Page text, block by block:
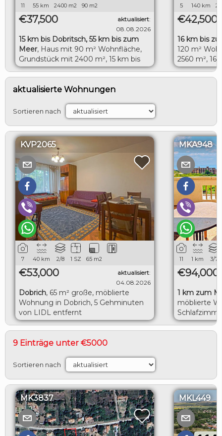
11 55 km 2400 m2 90 m2
€37,500 aktualisiert:
08.08.2026
15 km bis Dobritsch, 55 km bis zum
Meer, Haus mit 90 m² Wohnfläche,
Grundstück mit 2400 m², 15 km bis
Dobritsch, 55 km bis zum Meer
5 140 km
€42,500
16 km bis
120 m²
2560 m²,
aktualisierte Wohnungen
Sortieren nach
KVP2065
7 40 km 2/8 1 SZ 65 m2
€53,000 aktualisiert:
04.08.2026
Dobrich, 65 m² große, möblierte
Wohnung in Dobrich, 5 Gehminuten
von LIDL entfernt
MKA948
11 1 km 3/7
€94,000
1 km zum
möblierte
herrlicher
9 Einträge unter €5000
Sortieren nach
MK3837 MKL449